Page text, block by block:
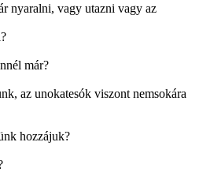
nyaralni, vagy utazni vagy az
már?
az unokatesók viszont nemsokára
hozzájuk?